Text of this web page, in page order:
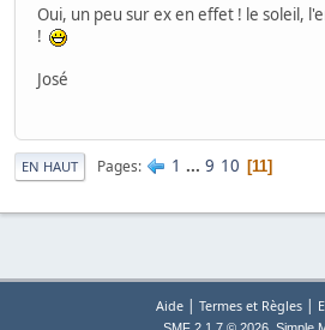
Oui, un peu sur ex en effet ! le soleil,
!
José
EN HAUT Pages 1 ... 9 10 11
Aide| Termes et Règles|